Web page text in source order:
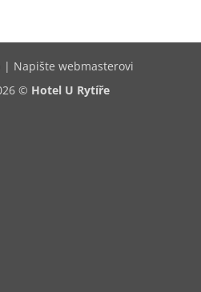
| Napište webmasterovi
© Hotel U Rytíře